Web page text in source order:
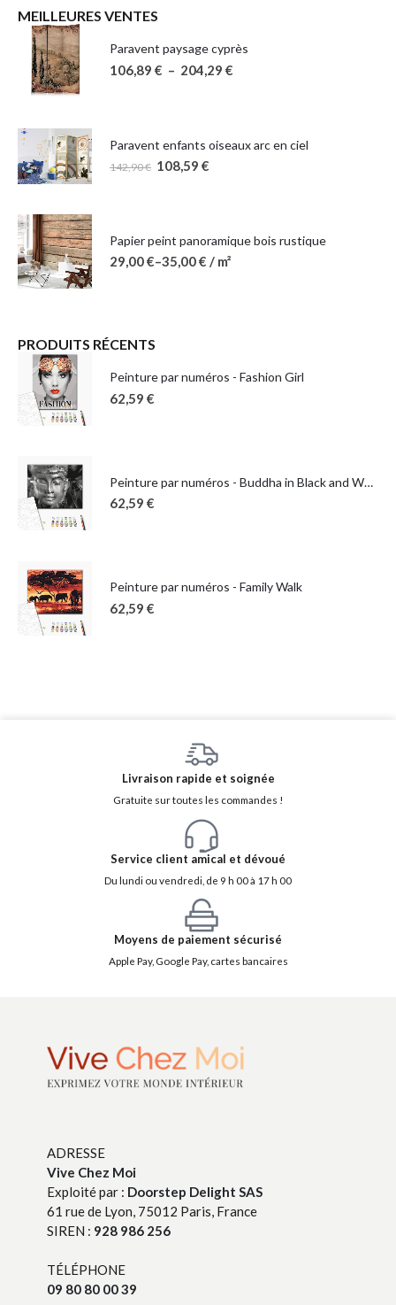
MEILLEURES VENTES
Paravent paysage cyprès
106,89 € – 204,29 €
Paravent enfants oiseaux arc en ciel
142,90€ 108,59 €
Papier peint panoramique bois rustique
29,00€–35,00€ / m²
PRODUITS RÉCENTS
Peinture par numéros - Fashion Girl
62,59 €
Peinture par numéros - Buddha in Black and White
62,59 €
Peinture par numéros - Family Walk
62,59 €
Livraison rapide et soignée
Gratuite sur toutes les commandes !
Service client amical et dévoué
Du lundi ou vendredi, de 9 h 00 à 17 h 00
Moyens de paiement sécurisé
Apple Pay, Google Pay, cartes bancaires
ADRESSE
Vive Chez Moi
Exploité par : Doorstep Delight SAS
61 rue de Lyon, 75012 Paris, France
SIREN : 928 986 256
TÉLÉPHONE
09 80 80 00 39